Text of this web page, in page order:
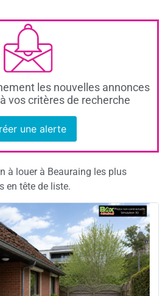
les nouvelles annonces
vos critères de recherche
une alerte
à louer à Beauraing les plus
en tête de liste.